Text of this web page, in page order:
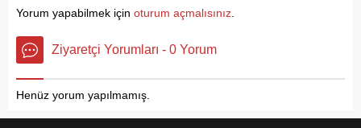
Güreş
Antrenörünü Kaan
Kaya, ilçede daha
fazla güreşçilerin
yetiştirileceğini
söyleyerek,’’
Altınova...
üzerinden
gerçekleştirdikleri
online abiye
kıyafet ve şal
başarıya imza attı.
Tesettür ve
Yorum yapabilmek için oturum açmalısınız.
Ziyaretçi Yorumları - 0 Yorum
Henüz yorum yapılmamış.